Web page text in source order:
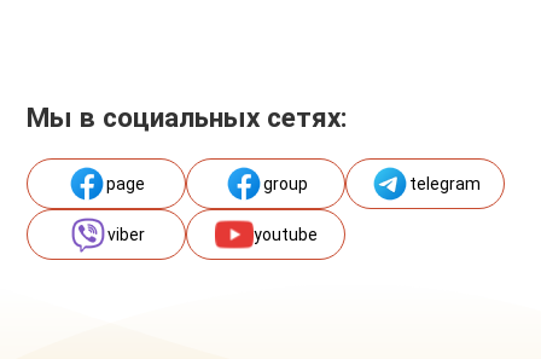
Мы в социальных сетях:
page group telegram
viber youtube